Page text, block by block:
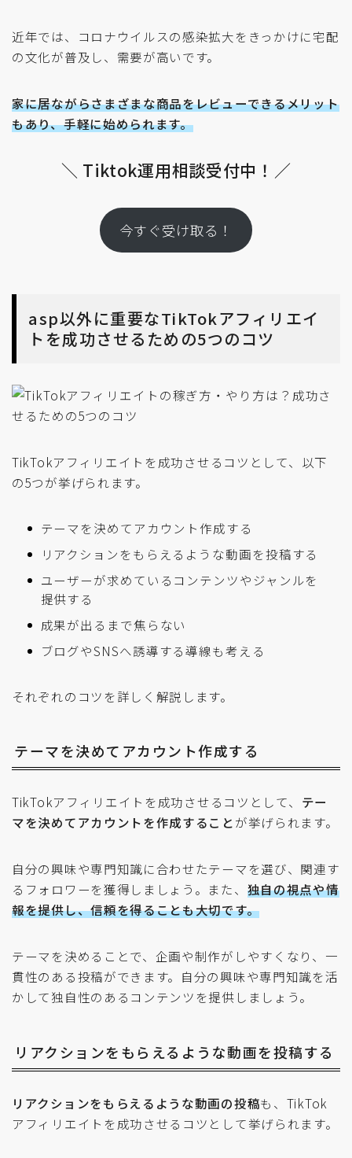
近年では、コロナウイルスの感染拡大をきっかけに宅配
の文化が普及し、需要が高いです。
家に居ながらさまざまな商品をレビューできるメリット
もあり、手軽に始められます。
＼ Tiktok運用相談受付中！／
今すぐ受け取る！
asp以外に重要なTikTokアフィリエイ
トを成功させるための5つのコツ
TikTokアフィリエイトを成功させるコツとして、以下
の5つが挙げられます。
テーマを決めてアカウント作成する
リアクションをもらえるような動画を投稿する
ユーザーが求めているコンテンツやジャンルを
提供する
成果が出るまで焦らない
ブログやSNSへ誘導する導線も考える
それぞれのコツを詳しく解説します。
テーマを決めてアカウント作成する
TikTokアフィリエイトを成功させるコツとして、 テー
マを決めてアカウントを作成することが挙げられます。
自分の興味や専門知識に合わせたテーマを選び、関連す
るフォロワーを獲得しましょう。また、 独自の視点や情
報を提供し、信頼を得ることも大切です。
テーマを決めることで、企画や制作がしやすくなり、一
貫性のある投稿ができます。自分の興味や専門知識を活
かして独自性のあるコンテンツを提供しましょう。
リアクションをもらえるような動画を投稿する
リアクションをもらえるような動画の投稿も、TikTok
アフィリエイトを成功させるコツとして挙げられます。